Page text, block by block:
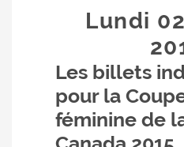
Lundi 02
Les billets
pour la
féminine de